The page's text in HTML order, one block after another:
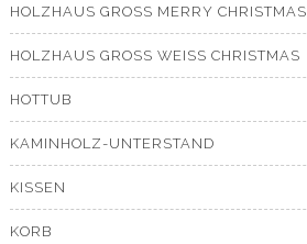
HOLZHAUS GROSS MERRY CHRISTMAS
HOLZHAUS GROSS WEISS CHRISTMAS
HOTTUB
KAMINHOLZ-UNTERSTAND
KISSEN
KORB